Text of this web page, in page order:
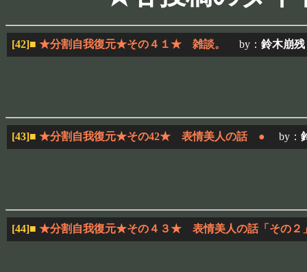
[42]■ ★分割自我復元★その４１★ 雑談。 by： 鈴木崩残
[43]■ ★分割自我復元★その42★ 表情美人の話 ● by：
[44]■ ★分割自我復元★その４３★ 表情美人の話「そ